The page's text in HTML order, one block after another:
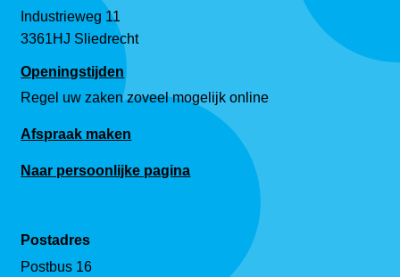
Industrieweg 11
3361HJ Sliedrecht
Openingstijden
Regel uw zaken zoveel mogelijk online
Afspraak maken
Naar persoonlijke pagina
Postadres
Postbus 16